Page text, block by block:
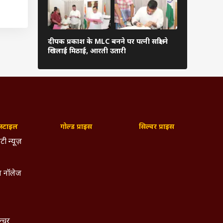
दीपक प्रकाश के MLC बनने पर पत्नी साक्षी ने
खिलाई मिठाई, आरती उतारी
न्यूज़
नॉलेज
गोल्ड प्राइस सिल्वर प्राइस